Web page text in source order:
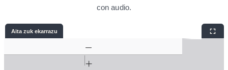
con audio.
Aita zuk ekarrazu